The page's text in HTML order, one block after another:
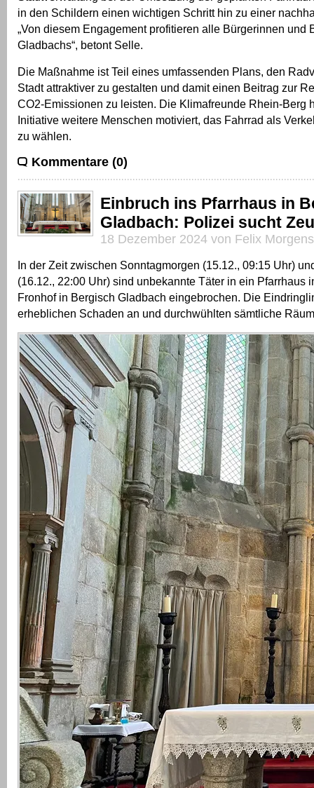
in den Schildern einen wichtigen Schritt hin zu einer
„Von diesem Engagement profitieren alle Bürgerinnen und
Gladbachs“, betont Selle.
Die Maßnahme ist Teil eines umfassenden Plans, den
Stadt attraktiver zu gestalten und damit einen Beitrag zur
CO2-Emissionen zu leisten. Die Klimafreunde Rhein-Berg
Initiative weitere Menschen motiviert, das Fahrrad als
zu wählen.
Kommentare (0)
Einbruch ins Pfarrhaus in
Gladbach: Polizei sucht
18 Dezember 2024 von Felix
In der Zeit zwischen Sonntagmorgen (15.12., 09:15 Uhr)
(16.12., 22:00 Uhr) sind unbekannte Täter in ein Pfarrhaus
Fronhof in Bergisch Gladbach eingebrochen. Die
erheblichen Schaden an und durchwühlten sämtliche